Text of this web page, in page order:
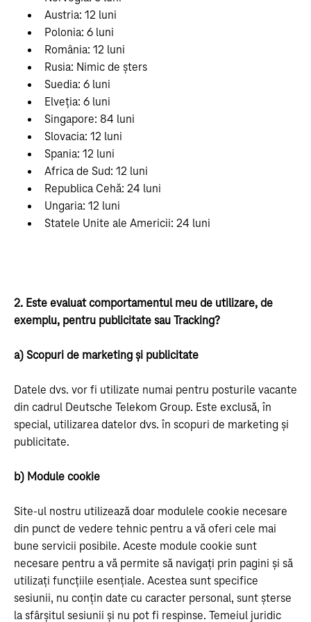
Austria: 12 luni
Polonia: 6 luni
România: 12 luni
Rusia: Nimic de șters
Suedia: 6 luni
Elveția: 6 luni
Singapore: 84 luni
Slovacia: 12 luni
Spania: 12 luni
Africa de Sud: 12 luni
Republica Cehă: 24 luni
Ungaria: 12 luni
Statele Unite ale Americii: 24 luni
2. Este evaluat comportamentul meu de utilizare, de
exemplu, pentru publicitate sau Tracking?
a) Scopuri de marketing și publicitate
Datele dvs. vor fi utilizate numai pentru posturile vacante
din cadrul Deutsche Telekom Group. Este exclusă, în
special, utilizarea datelor dvs. în scopuri de marketing și
publicitate.
b) Module cookie
Site-ul nostru utilizează doar modulele cookie necesare
din punct de vedere tehnic pentru a vă oferi cele mai
bune servicii posibile. Aceste module cookie sunt
necesare pentru a vă permite să navigați prin pagini și să
utilizați funcțiile esențiale. Acestea sunt specifice
sesiunii, nu conțin date cu caracter personal, sunt șterse
la sfârșitul sesiunii și nu pot fi respinse. Temeiul juridic